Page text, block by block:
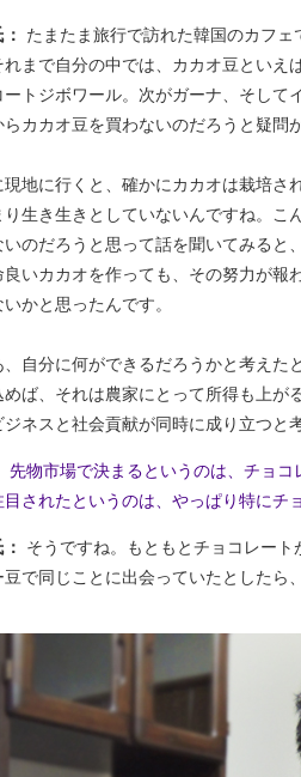
たまたま旅行で訪れた韓国のカフ
れまで自分の中では、カカオ豆といえ
ートジボワール。次がガーナ、そして
らカカオ豆を買わないのだろうと疑問
現地に行くと、確かにカカオは栽培さ
り生き生きとしていないんですね。こ
いのだろうと思って話を聞いてみると
良いカカオを作っても、その努力が報
いかと思ったんです。
、自分に何ができるだろうかと考え
めば、それは農家にとって所得も上が
ジネスと社会貢献が同時に成り立つと
先物市場で決まるというのは、チョ
目されたというのは、やっぱり特にチ
そうですね。もともとチョコレー
豆で同じことに出会っていたとしたら